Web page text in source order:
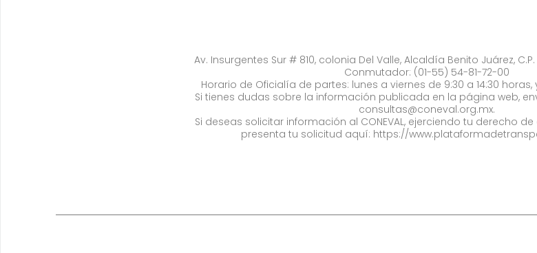
Av. Insurgentes Sur # 810, colonia Del Valle, Alcaldía Benito Juárez,
Conmutador: (01-55) 54-81-72-00
Horario de Oficialía de partes: lunes a viernes de 9:30 a 14:30 horas,
Si tienes dudas sobre la información publicada en la página web,
consultas@coneval.org.mx.
Si deseas solicitar información al CONEVAL, ejerciendo tu derecho
presenta tu solicitud aquí: https://